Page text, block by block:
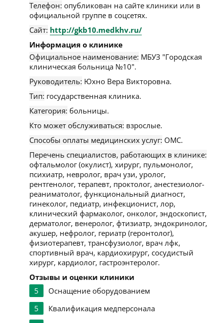
Телефон: опубликован на сайте клиники или в
официальной группе в соцсетях.
Сайт: http://gkb10.medkhv.ru/
Информация о клинике
Официальное наименование: МБУЗ "Городская
клиническая больница №10".
Руководитель: Юхно Вера Викторовна.
Тип: государственная клиника.
Категория: больницы.
Кто может обслуживаться: взрослые.
Способы оплаты медицинских услуг: ОМС.
Перечень специалистов, работающих в клинике:
офтальмолог (окулист), хирург, пульмонолог,
психиатр, невролог, врач узи, уролог,
рентгенолог, терапевт, проктолог, анестезиолог-
реаниматолог, функциональный диагност,
гинеколог, педиатр, инфекционист, лор,
клинический фармаколог, онколог, эндоскопист,
дерматолог, венеролог, фтизиатр, эндокринолог,
акушер, нефролог, гериатр (геронтолог),
физиотерапевт, трансфузиолог, врач лфк,
спортивный врач, кардиохирург, сосудистый
хирург, кардиолог, гастроэнтеролог.
Отзывы и оценки клиники
5
Оснащение оборудованием
5
Квалификация медперсонала